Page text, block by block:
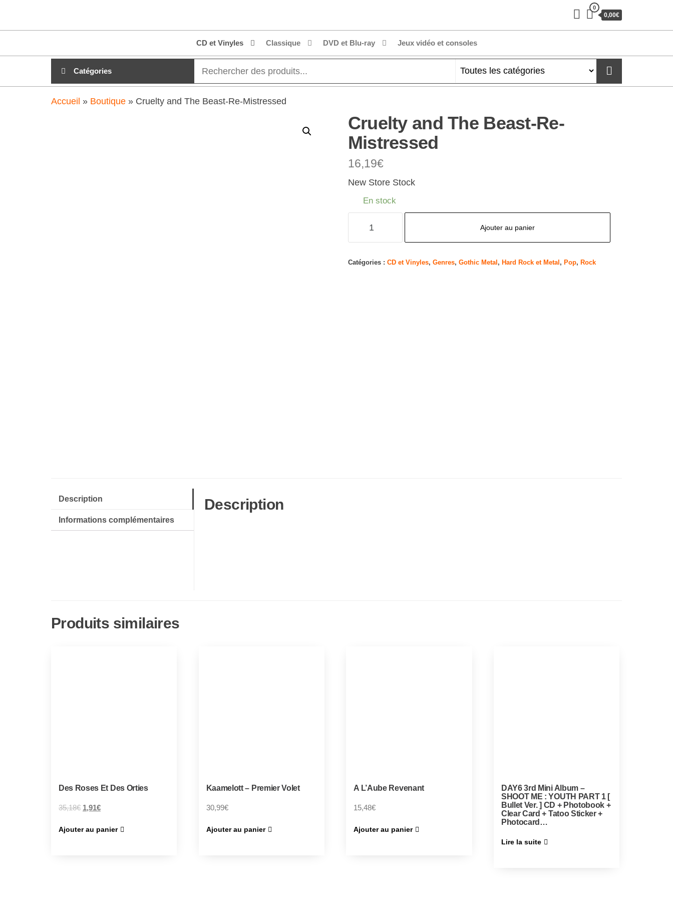
clubdial.fr
0
0,00€
CD et Vinyles Classique DVD et Blu-ray Jeux vidéo et consoles
Catégories
Accueil » Boutique » Cruelty and The Beast-Re-Mistressed
Cruelty and The Beast-Re-
Mistressed
16,19€
New Store Stock
En stock
and
Ajouter au panier
Catégories : CD et Vinyles, Genres, Gothic Metal , Hard Rock et Metal , Pop, Rock
Description
Informations complémentaires
Description
Produits similaires
Des Roses Et Des Orties
35,18€ 1,91€
Ajouter au panier
Kaamelott – Premier Volet
30,99€
Ajouter au panier
A L’Aube Revenant
15,48€
Ajouter au panier
DAY6 3rd Mini Album –
SHOOT ME : YOUTH PART 1 [
Bullet Ver. ] CD + Photobook +
Clear Card + Tatoo Sticker +
Photocard…
Lire la suite